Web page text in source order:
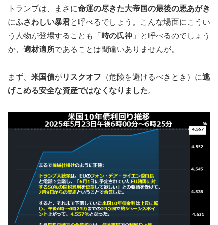
トランプは、まさに命運の尽きた大帝国の最後の悪あがき
にふさわしい暴君と呼べるでしょう。こんな場面にこうい
う人物が登場することも「 時の氏神 」と呼べるのでしょう
か。 適材適所であることは間違いありませんが。
まず、 米国債がリスクオフ （危険を避けるべきとき）に逃
げこめる安全な資産ではなくなりました。